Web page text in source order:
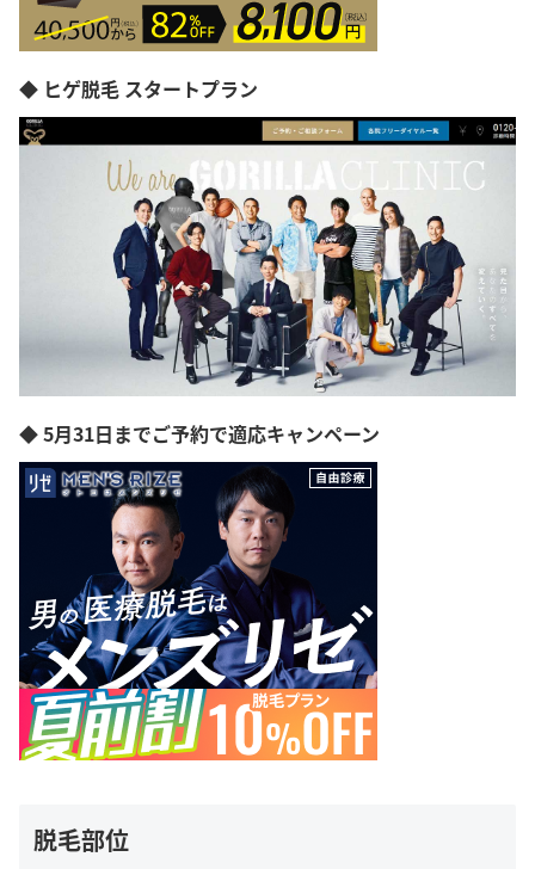
◆ ヒゲ脱毛 スタートプラン
◆ 5月31日までご予約で適応キャンペーン
脱毛部位